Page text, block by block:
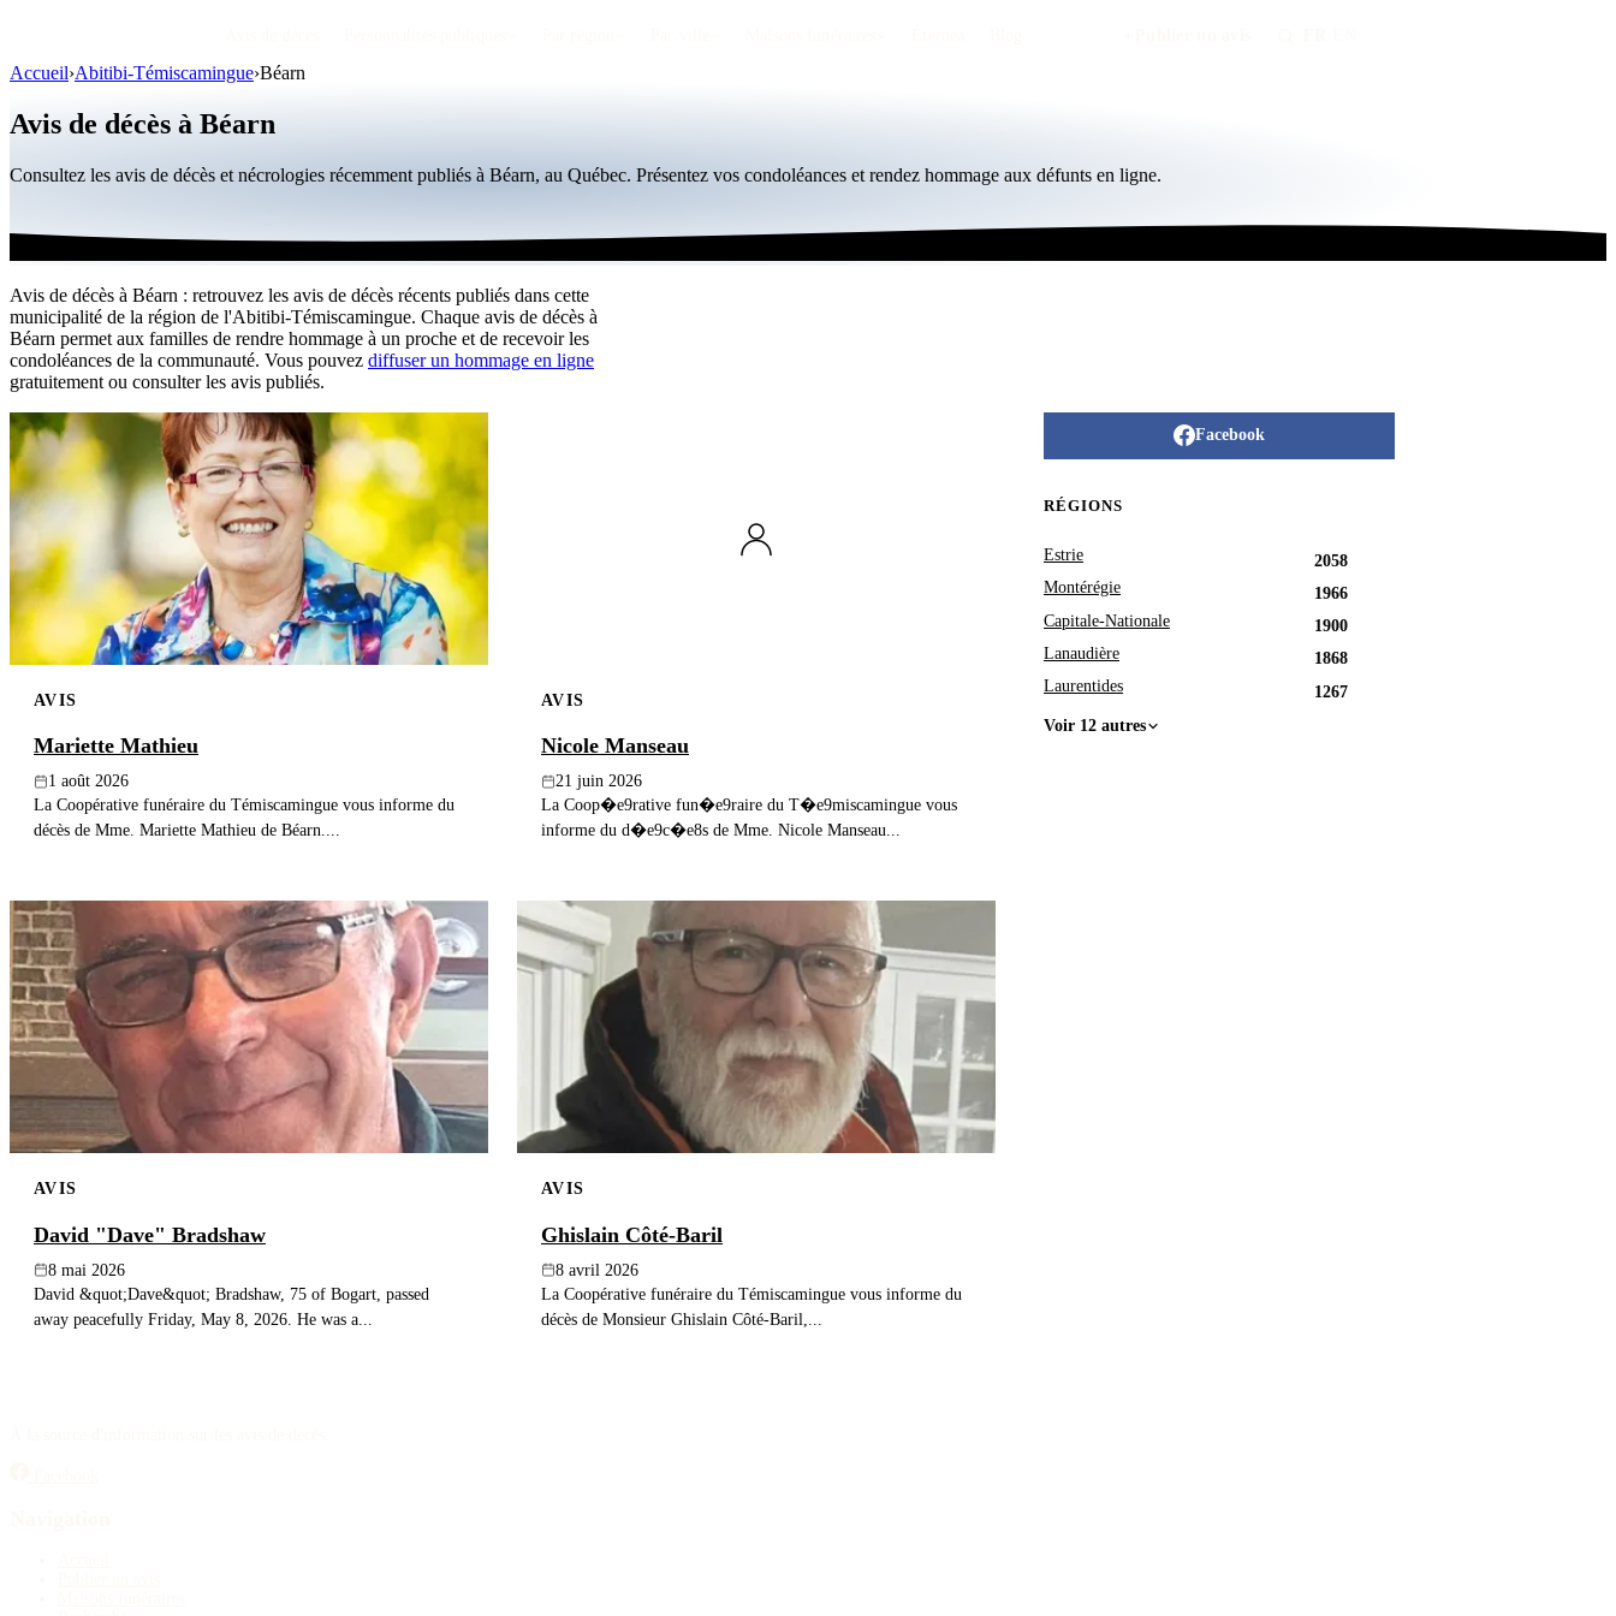
Accueil›Abitibi-Témiscamingue›Béarn
Avis de décès à Béarn
Consultez les avis de décès et nécrologies récemment publiés à Béarn, au Québec. Présentez vos condoléances et rendez hommage aux défunts en ligne.
Avis de décès à Béarn : retrouvez les avis de décès récents publiés dans cette
municipalité de la région de l'Abitibi-Témiscamingue. Chaque avis de décès à
Béarn permet aux familles de rendre hommage à un proche et de recevoir les
condoléances de la communauté. Vous pouvez diffuser un hommage en ligne
gratuitement ou consulter les avis publiés.
AVIS
Mariette Mathieu
1 août 2026
La Coopérative funéraire du Témiscamingue vous informe du
décès de Mme. Mariette Mathieu de Béarn....
AVIS
Nicole Manseau
21 juin 2026
La Coop�e9rative fun�e9raire du T�e9miscamingue vous
informe du d�e9c�e8s de Mme. Nicole Manseau...
AVIS
David "Dave" Bradshaw
8 mai 2026
David &quot;Dave&quot; Bradshaw, 75 of Bogart, passed
away peacefully Friday, May 8, 2026. He was a...
AVIS
Ghislain Côté-Baril
8 avril 2026
La Coopérative funéraire du Témiscamingue vous informe du
décès de Monsieur Ghislain Côté-Baril,...
Facebook
RÉGIONS
Estrie
2058
Montérégie
1966
Capitale-Nationale
1900
Lanaudière
1868
Laurentides
1267
Voir 12 autres